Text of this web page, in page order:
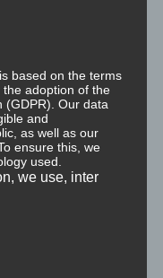
based on the terms
adoption of the
(GDPR). Our data
and
as well as our
ensure this, we
used.
we use, inter